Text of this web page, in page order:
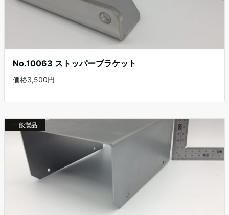
No.10063 ストッパーブラケット
価格3,500円
一般製品